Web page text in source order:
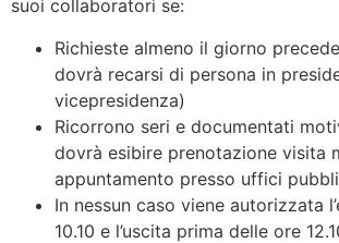
suoi collaboratori se:
Richieste almeno il giorno
dovrà recarsi di persona in
vicepresidenza)
Ricorrono seri e documentati
dovrà esibire prenotazione visita
appuntamento presso uffici
In nessun caso viene autorizzata
10.10 e l’uscita prima delle ore